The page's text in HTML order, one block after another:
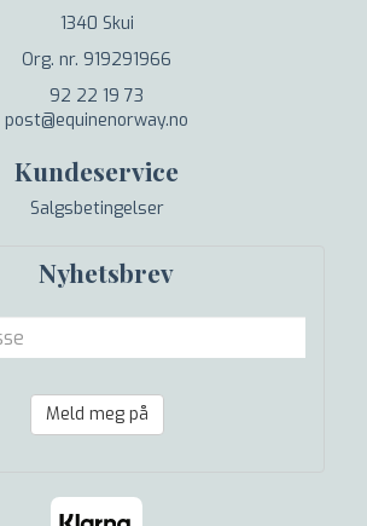
1340 Skui
Org. nr. 919291966
92 22 19 73
post@equinenorway.no
Kundeservice
Salgsbetingelser
Nyhetsbrev
Meld meg på